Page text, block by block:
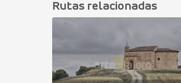
Rutas relacionadas